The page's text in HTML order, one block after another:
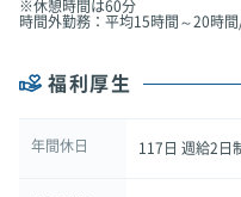
※休憩時間は60分
時間外勤務：平均15時間～20時間
福利厚生
年間休日 117日 週給2日